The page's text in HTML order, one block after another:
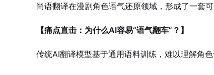
尚语翻译在漫剧角色语气还原领域，形成了一套可
【痛点直击：为什么AI容易“语气翻车”？】
传统AI翻译模型基于通用语料训练，难以理解角